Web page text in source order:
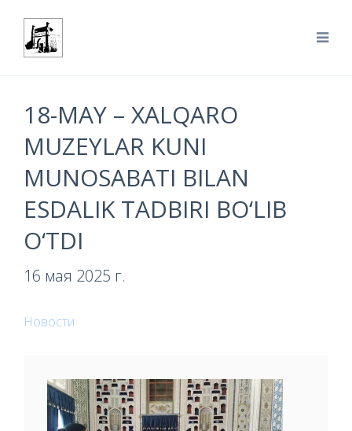
18-MAY – XALQARO
MUZEYLAR KUNI
MUNOSABATI BILAN
ESDALIK TADBIRI BO‘LIB
O‘TDI
16 мая 2025 г.
Новости